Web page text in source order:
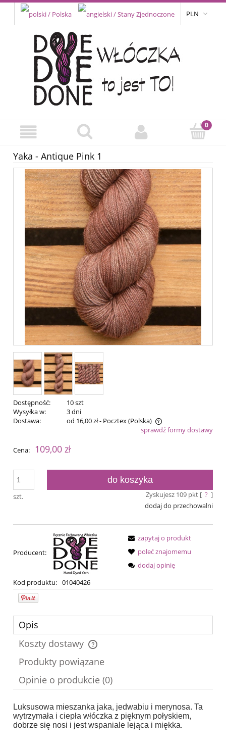
PLN
Yaka - Antique Pink 1
Dostępność:
10 szt
Wysyłka w:
3 dni
Dostawa:
od 16,00 zł- Pocztex(Polska)
Cena nie zawiera ewentualnych kosztów płatnościsprawdź formy dostawy
Cena: 109,00 zł
szt.
do koszyka
Zyskujesz 109pkt [ ? ]
dodaj do przechowalni
Producent:
Kod produktu: 01040426
zapytaj o produkt
poleć znajomemu
dodaj opinię
Opis
Koszty dostawy
Cena nie zawiera ewentualnych kosztów płatności
Produkty powiązane
Opinie o produkcie (0)
Luksusowa mieszanka jaka, jedwabiu i merynosa. Ta
wytrzymała i ciepła włóczka z pięknym połyskiem,
dobrze się nosi i jest wspaniale lejąca i miękka.